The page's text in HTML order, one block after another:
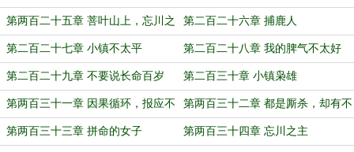
第两百二十五章 菩叶山上，忘川之
南
第二百二十六章 捕鹿人
第二百二十七章 小镇不太平 第二百二十八章 我的脾气不太好
第二百二十九章 不要说长命百岁 第二百三十章 小镇枭雄
第两百三十一章 因果循环，报应不
爽
第两百三十二章 都是厮杀，却有不
同
第两百三十三章 拼命的女子 第两百三十四章 忘川之主